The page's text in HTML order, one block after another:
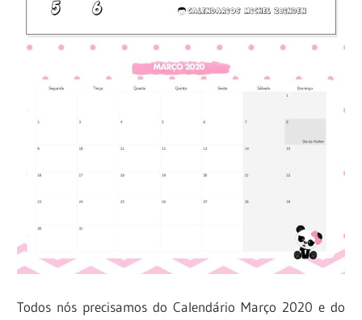
Todos nós precisamos do Calendário Março 2020 e do